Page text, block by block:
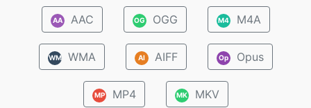
AA AAC OG OGG M4 M4A
WM WMA AI AIFF Op Opus
MP MP4 MK MKV